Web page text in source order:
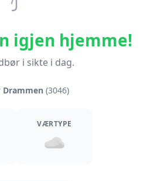
igjen hjemme!
i sikte i dag.
Drammen (3046)
VÆRTYPE